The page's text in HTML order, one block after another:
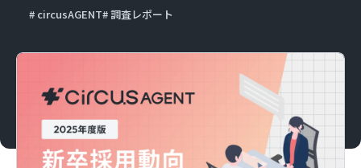
circusAGENT 調査レポート